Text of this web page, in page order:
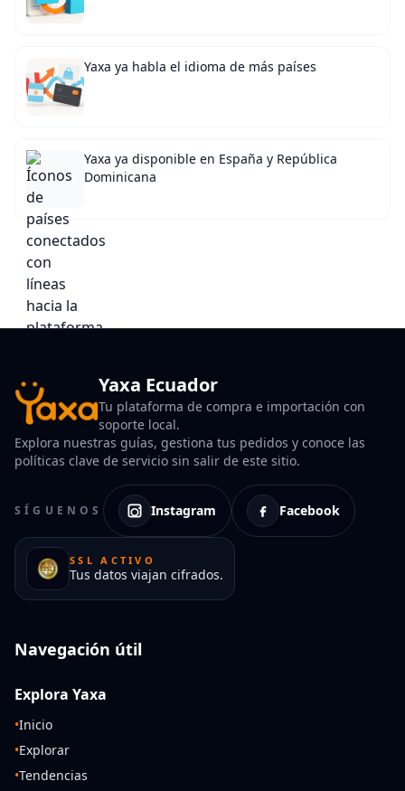
Yaxa ya habla el idioma de más países
Yaxa ya disponible en España y República
Dominicana
Yaxa Ecuador
Tu plataforma de compra e importación con
soporte local.
Explora nuestras guías, gestiona tus pedidos y conoce las
políticas clave de servicio sin salir de este sitio.
SÍGUENOS Instagram Facebook
SSL ACTIVO
Tus datos viajan cifrados.
Navegación útil
Explora Yaxa
•Inicio
•Explorar
•Tendencias